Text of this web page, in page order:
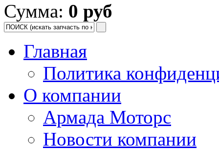
Сумма: 0 руб
Главная
Политика
О компании
Армада Моторс
Новости компании